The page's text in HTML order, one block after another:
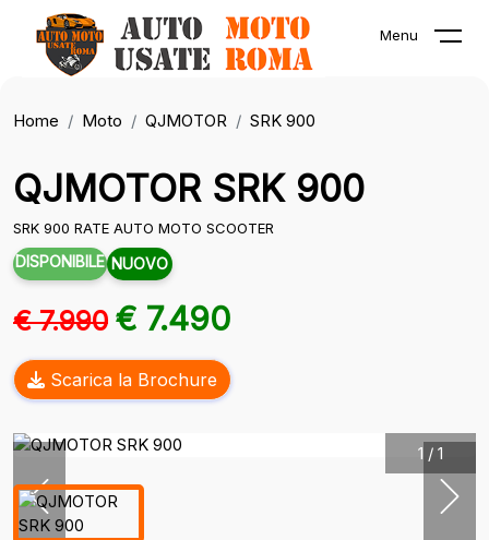
Menu
Home Moto QJMOTOR SRK 900
QJMOTOR SRK 900
SRK 900 RATE AUTO MOTO SCOOTER
DISPONIBILE NUOVO
€ 7.990 € 7.490
Scarica la Brochure
1 / 1